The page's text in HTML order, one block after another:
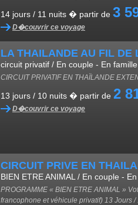
14 jours / 11 nuits � partir de 3
D�couvrir ce voyage
LA THAILANDE AU FIL DE
circuit privatif / En couple - En
CIRCUIT PRIVATIF EN THAÏLANDE
13 jours / 10 nuits � partir de 2
D�couvrir ce voyage
CIRCUIT PRIVE EN
BIEN ETRE ANIMAL / En couple -
PROGRAMME « BIEN ETRE ANIMAL »
francophone et véhicule privatif) 13 Jours /